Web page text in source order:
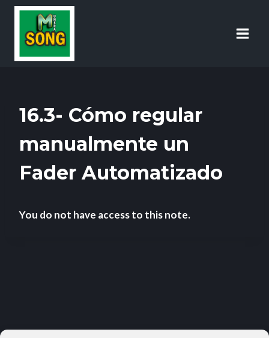
16.3- Cómo regular
manualmente un
Fader Automatizado
You do not have access to this note.